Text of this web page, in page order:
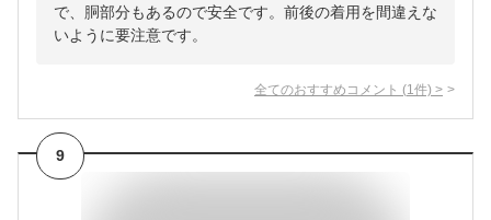
で、胴部分もあるので安全です。前後の着用を間違えな
いように要注意です。
全てのおすすめコメント (1 件) >
9